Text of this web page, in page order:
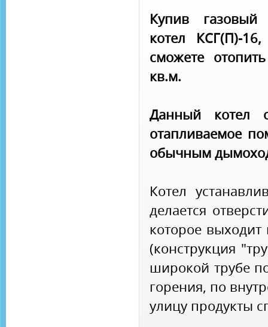
Купив газовый
котел КСГ(П)-
сможете
кв.м.
Данный котел
отапливаемое
обычным
Котел
делается
которое выходит
(конструкция
широкой трубе
горения, по
улицу продукты